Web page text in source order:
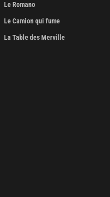
Le Romano
Le Camion qui fume
La Table des Merville